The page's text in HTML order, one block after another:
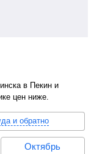
цен ниже.
и обратно
Октябрь